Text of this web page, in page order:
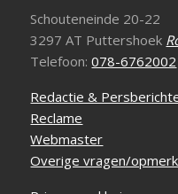
Schouteneinde 20-22
3297 AT Puttershoek
Telefoon:078-6762002
Redactie &
Reclame
Webmaster
Overige vragen/